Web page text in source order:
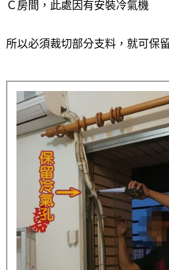
Ｃ房間，此處因有安裝冷氣機
所以必須裁切部分支料，就可保